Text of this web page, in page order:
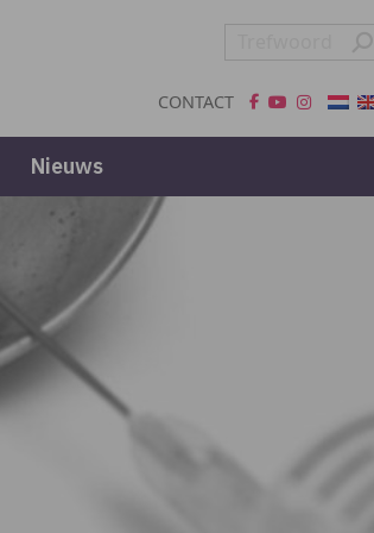
CONTACT
Nieuws